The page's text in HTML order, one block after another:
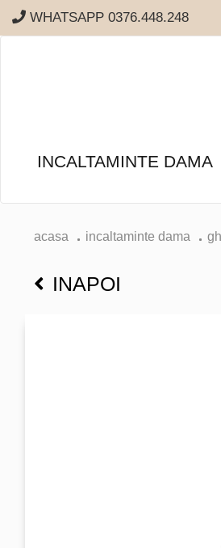
WHATSAPP 0376.448.248
INCALTAMINTE DAMA
acasa incaltaminte dama
INAPOI